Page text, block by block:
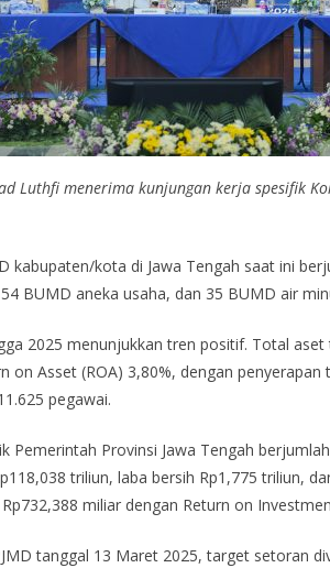
Luthfi menerima kunjungan kerja spesifik
kabupaten/kota di Jawa Tengah saat ini
BUMD aneka usaha, dan 35 BUMD air
2025 menunjukkan tren positif. Total
on Asset (ROA) 3,80%, dengan
pegawai.
Pemerintah Provinsi Jawa Tengah
triliun, laba bersih Rp1,775 triliun,
miliar dengan Return on
tanggal 13 Maret 2025, target setoran